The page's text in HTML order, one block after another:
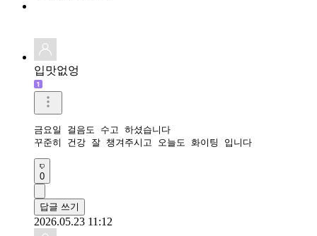
입맛없엉
금요일 걸음도 수고 하셨습니다
꾸준히 건강 잘 챙겨주시고 오늘도 화이팅 입니다
0
답글 쓰기
2026.05.23 11:12